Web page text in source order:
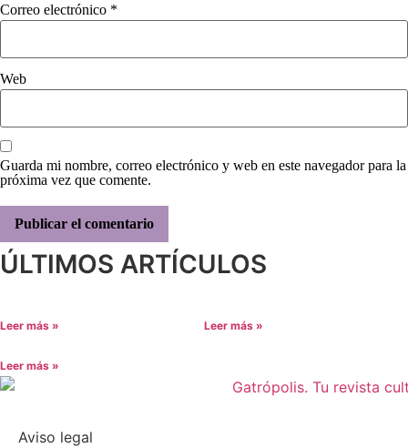
Correo electrónico *
Web
Guarda mi nombre, correo electrónico y web en este navegador para la
próxima vez que comente.
ÚLTIMOS ARTÍCULOS
Leer más » Leer más »
Leer más »
Aviso legal